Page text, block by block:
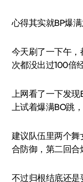
心得其实就BP爆
今天刷了一下午，
次都没出过100倍
上网看了一下发现
上试着爆满BO跳
建议队伍里两个舞
合防御，第二回合
不过归根结底还